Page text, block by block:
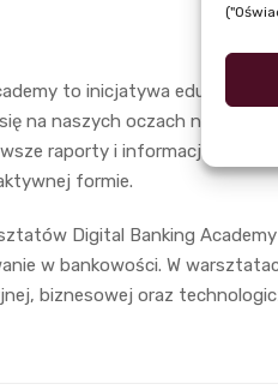
to inicjatywa
na naszych oczach nowym
raporty i informacje. Nie
formie.
Digital Banking
w bankowości. W
biznesowej oraz